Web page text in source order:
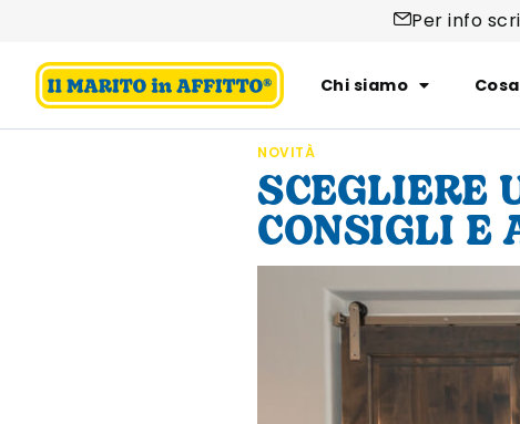
Per info
Chi siamo
NOVITÀ
SCEGLIERE
CONSIGLI E